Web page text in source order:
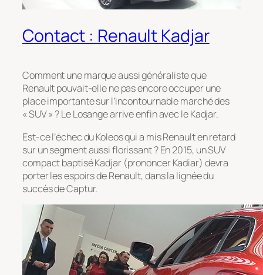
Contact : Renault Kadjar
Comment une marque aussi généraliste que
Renault pouvait-elle ne pas encore occuper une
place importante sur l’incontournable marché des
« SUV » ? Le Losange arrive enfin avec le Kadjar.
Est-ce l’échec du Koleos qui a mis Renault en retard
sur un segment aussi florissant ? En 2015, un SUV
compact baptisé Kadjar (prononcer Kadiar) devra
porter les espoirs de Renault, dans la lignée du
succès de Captur.